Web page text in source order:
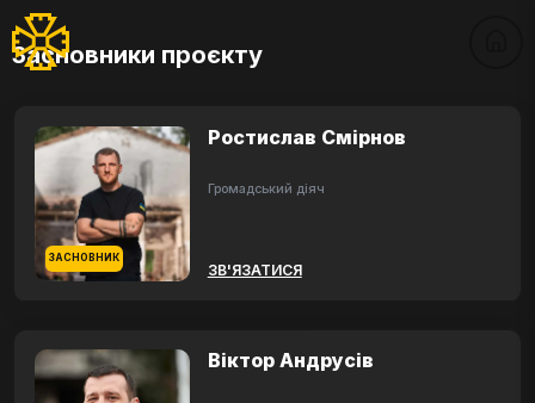
Засновники проєкту
ЗАСНОВНИК
Ростислав Смірнов
Громадський діяч
ЗВ'ЯЗАТИСЯ
Віктор Андрусів